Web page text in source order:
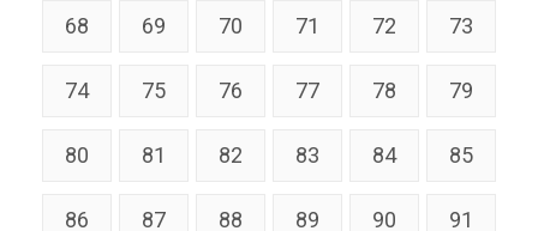
68 69 70 71 72 73
74 75 76 77 78 79
80 81 82 83 84 85
86 87 88 89 90 91